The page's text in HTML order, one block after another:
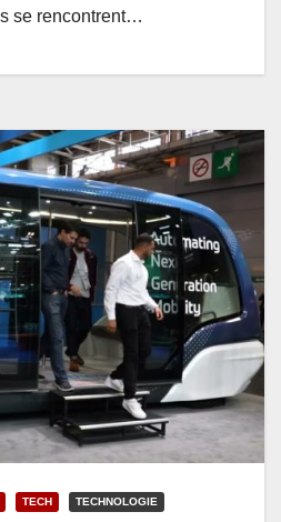
se rencontrent…
TECH TECHNOLOGIE